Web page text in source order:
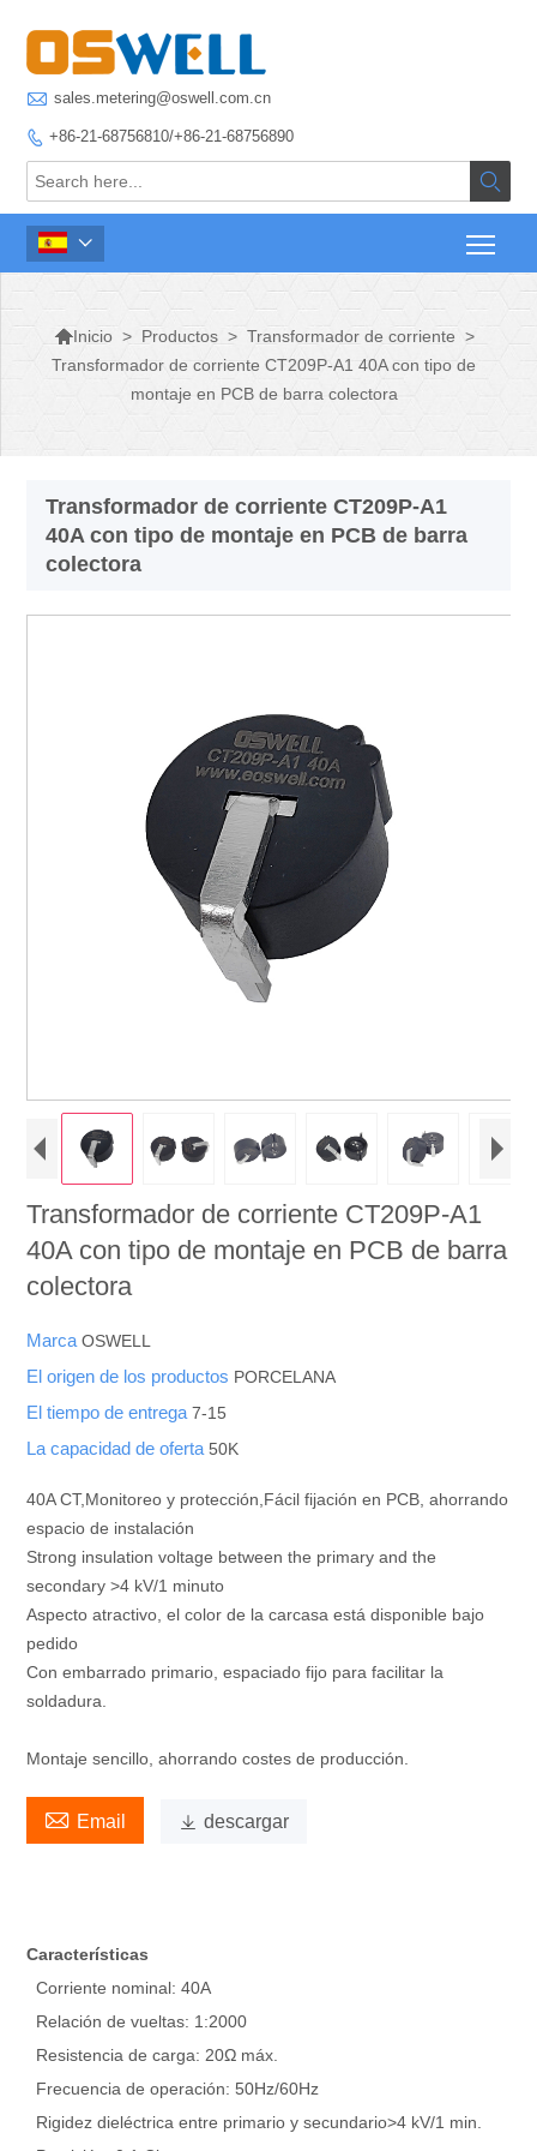
 sales.metering@oswell.com.cn
 +86-21-68756810/+86-21-68756890


Inicio > Productos > Transformador de corriente >
Transformador de corriente CT209P-A1 40A con tipo de
montaje en PCB de barra colectora
Transformador de corriente CT209P-A1
40A con tipo de montaje en PCB de barra
colectora
Transformador de corriente CT209P-A1
40A con tipo de montaje en PCB de barra
colectora
MarcaOSWELL
El origen de los productos PORCELANA
El tiempo de entrega7-15
La capacidad de oferta50K
40A CT,Monitoreo y protección,Fácil fijación en PCB, ahorrando
espacio de instalación
Strong insulation voltage between the primary and the
secondary >4 kV/1 minuto
Aspecto atractivo, el color de la carcasa está disponible bajo
pedido
Con embarrado primario, espaciado fijo para facilitar la
soldadura.
Montaje sencillo, ahorrando costes de producción.
 Email  descargar
Características
Corriente nominal: 40A
Relación de vueltas: 1:2000
Resistencia de carga: 20Ω máx.
Frecuencia de operación: 50Hz/60Hz
Rigidez dieléctrica entre primario y secundario>4 kV/1 min.